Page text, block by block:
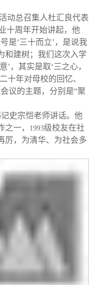
动总召集人杜汇良代表
十周年开始讲起，他
是‘三十而立’，是说我
和建树；我们这次入学
’，其实是取‘三之心，
十年对母校的回忆、
议的主题，分别是“聚
史宗恺老师讲话。他
一，
1993级校友在社
厉，为清华、为社会多